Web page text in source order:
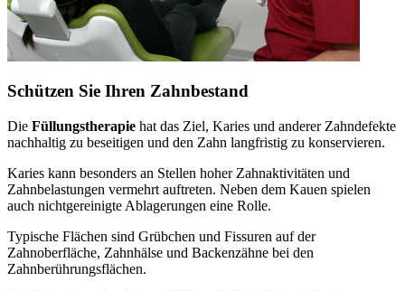
Schützen Sie Ihren Zahnbestand
Die Füllungstherapie hat das Ziel, Karies und anderer Zahndefekte
nachhaltig zu beseitigen und den Zahn langfristig zu konservieren.
Karies kann besonders an Stellen hoher Zahnaktivitäten und
Zahnbelastungen vermehrt auftreten. Neben dem Kauen spielen
auch nichtgereinigte Ablagerungen eine Rolle.
Typische Flächen sind Grübchen und Fissuren auf der
Zahnoberfläche, Zahnhälse und Backenzähne bei den
Zahnberührungsflächen.